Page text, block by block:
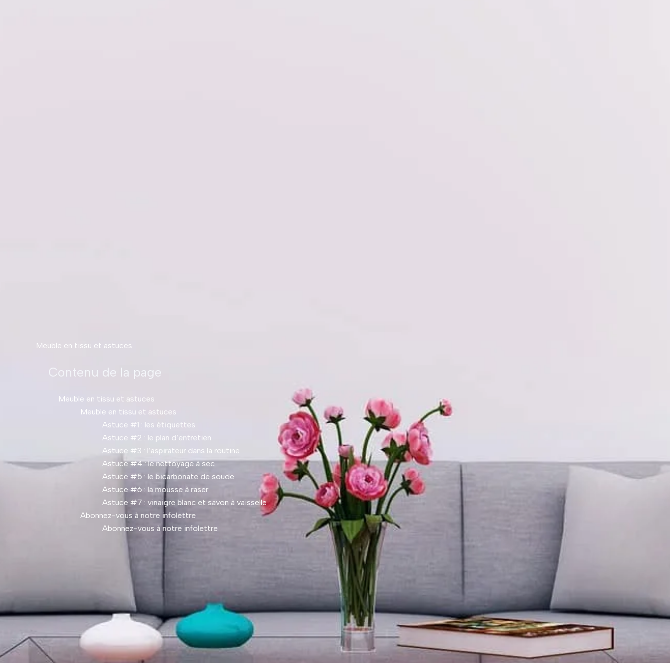
Meuble en tissu et astuces
Contenu de la page
Meuble en tissu et astuces
Meuble en tissu et astuces
Astuce #1 : les étiquettes
Astuce #2 : le plan d’entretien
Astuce #3 : l’aspirateur dans la routine
Astuce #4 : le nettoyage à sec
Astuce #5 : le bicarbonate de soude
Astuce #6 : la mousse à raser
Astuce #7 : vinaigre blanc et savon à vaisselle
Abonnez-vous à notre infolettre
Abonnez-vous à notre infolettre